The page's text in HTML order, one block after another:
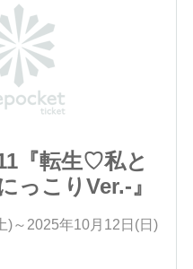
『転生♡私と
っこりVer.-』
)～2025年10月12日(日)